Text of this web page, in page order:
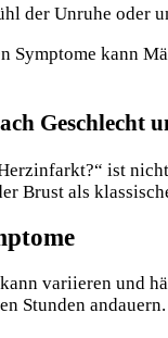
der Unruhe oder
Symptome kann
Geschlecht
ist
Brust als
variieren und
Stunden